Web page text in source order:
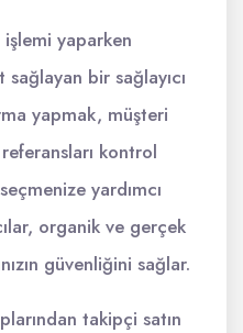
yaparken
bir sağlayıcı
yapmak, müşteri
kontrol
yardımcı
organik ve gerçek
güvenliğini sağlar.
takipçi satın